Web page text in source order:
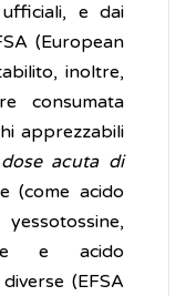
e dai
(European
inoltre,
consumata
apprezzabili
dose acuta di
(come acido
e acido
(EFSA